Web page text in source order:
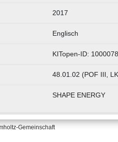
2017
Englisch
KITopen-ID:
48.01.02 (POF III,
SHAPE ENERGY
Gemeinschaft